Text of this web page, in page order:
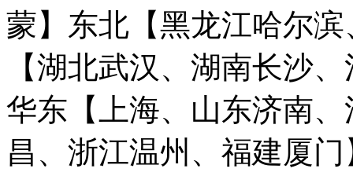
蒙】 东北【黑龙江哈尔
【湖北武汉、湖南长沙
华东【上海、山东济南
昌、浙江温州、福建厦门